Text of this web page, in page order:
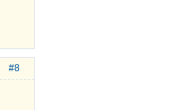
#8